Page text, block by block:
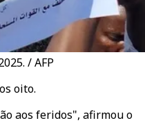
/ AFP
oito.
aos feridos", afirmou o